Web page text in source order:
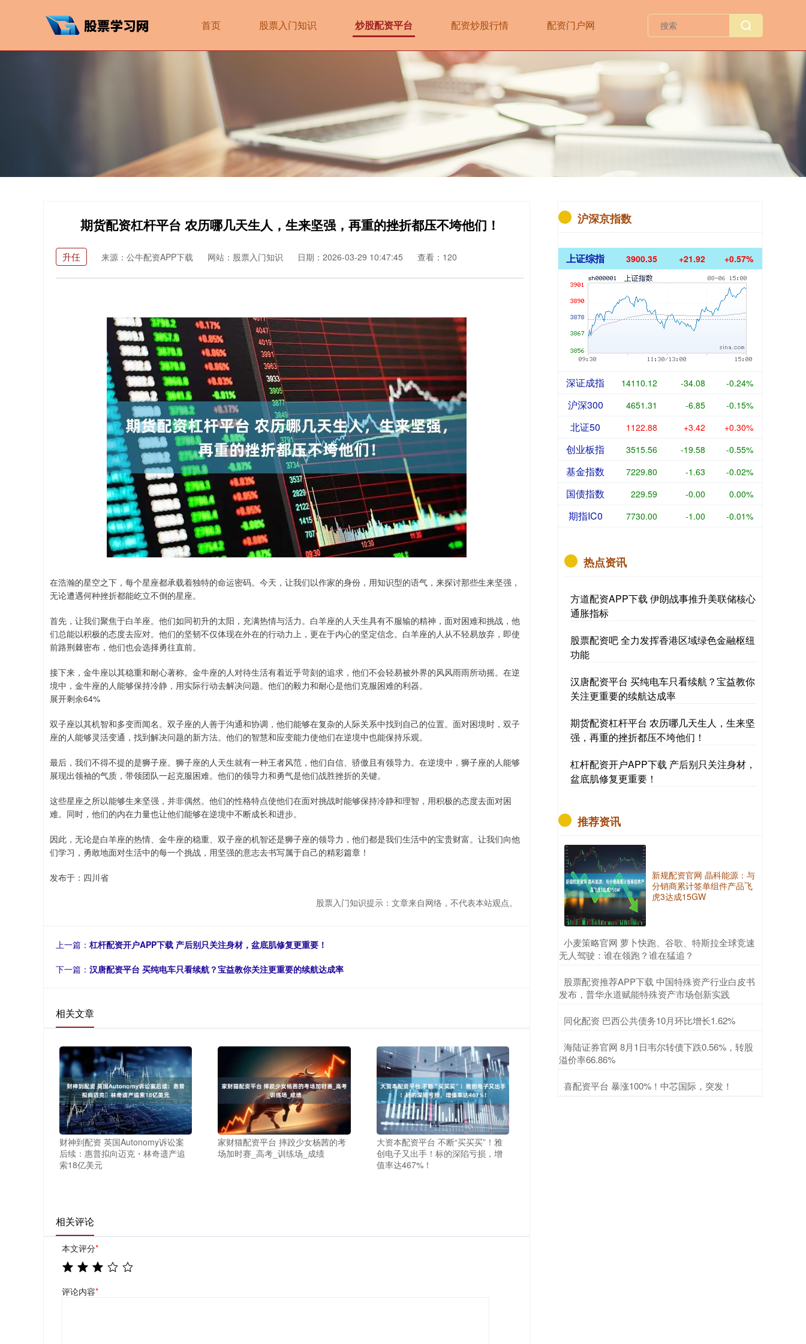
首页 股票入门知识 炒股配资平台 配资炒股行情 配资门户网
期货配资杠杆平台 农历哪几天生人，生来坚强，再重的挫折都压不垮他们！
升任 来源：公牛配资APP下载 网站：股票入门知识 日期：2026-03-29 10:47:45 查看：120
在浩瀚的星空之下，每个星座都承载着独特的命运密码。今天，让我们以作家的身份，用知识型的语气，来探讨那些生来坚强，
无论遭遇何种挫折都能屹立不倒的星座。
首先，让我们聚焦于白羊座。他们如同初升的太阳，充满热情与活力。白羊座的人天生具有不服输的精神，面对困难和挑战，他
们总能以积极的态度去应对。他们的坚韧不仅体现在外在的行动力上，更在于内心的坚定信念。白羊座的人从不轻易放弃，即使
前路荆棘密布，他们也会选择勇往直前。
接下来，金牛座以其稳重和耐心著称。金牛座的人对待生活有着近乎苛刻的追求，他们不会轻易被外界的风风雨雨所动摇。在逆
境中，金牛座的人能够保持冷静，用实际行动去解决问题。他们的毅力和耐心是他们克服困难的利器。
展开剩余64%
双子座以其机智和多变而闻名。双子座的人善于沟通和协调，他们能够在复杂的人际关系中找到自己的位置。面对困境时，双子
座的人能够灵活变通，找到解决问题的新方法。他们的智慧和应变能力使他们在逆境中也能保持乐观。
最后，我们不得不提的是狮子座。狮子座的人天生就有一种王者风范，他们自信、骄傲且有领导力。在逆境中，狮子座的人能够
展现出领袖的气质，带领团队一起克服困难。他们的领导力和勇气是他们战胜挫折的关键。
这些星座之所以能够生来坚强，并非偶然。他们的性格特点使他们在面对挑战时能够保持冷静和理智，用积极的态度去面对困
难。同时，他们的内在力量也让他们能够在逆境中不断成长和进步。
因此，无论是白羊座的热情、金牛座的稳重、双子座的机智还是狮子座的领导力，他们都是我们生活中的宝贵财富。让我们向他
们学习，勇敢地面对生活中的每一个挑战，用坚强的意志去书写属于自己的精彩篇章！
发布于：四川省
股票入门知识提示：文章来自网络，不代表本站观点。
上一篇： 杠杆配资开户APP下载 产后别只关注身材，盆底肌修复更重要！
下一篇： 汉唐配资平台 买纯电车只看续航？宝益教你关注更重要的续航达成率
相关文章
财神到配资 英国Autonomy诉讼案
后续：惠普拟向迈克・林奇遗产追
索18亿美元
家财猫配资平台 摔跤少女杨茜的考
场加时赛_高考_训练场_成绩
大资本配资平台 不断“买买买”！雅
创电子又出手！标的深陷亏损，增
值率达467%！
相关评论
本文评分*
评论内容*
沪深京指数
上证综指 3900.35 +21.92 +0.57%
深证成指 14110.12 -34.08 -0.24%
沪深300 4651.31 -6.85 -0.15%
北证50 1122.88 +3.42 +0.30%
创业板指 3515.56 -19.58 -0.55%
基金指数 7229.80 -1.63 -0.02%
国债指数 229.59 -0.00 0.00%
期指IC0 7730.00 -1.00 -0.01%
热点资讯
方道配资APP下载 伊朗战事推升美联储核心
通胀指标
股票配资吧 全力发挥香港区域绿色金融枢纽
功能
汉唐配资平台 买纯电车只看续航？宝益教你
关注更重要的续航达成率
期货配资杠杆平台 农历哪几天生人，生来坚
强，再重的挫折都压不垮他们！
杠杆配资开户APP下载 产后别只关注身材，
盆底肌修复更重要！
推荐资讯
新规配资官网 晶科能源：与
分销商累计签单组件产品飞
虎3达成15GW
​小麦策略官网 萝卜快跑、谷歌、特斯拉全球竞速
无人驾驶：谁在领跑？谁在猛追？
​股票配资推荐APP下载 中国特殊资产行业白皮书
发布，普华永道赋能特殊资产市场创新实践
​同化配资 巴西公共债务10月环比增长1.62%
​海陆证券官网 8月1日韦尔转债下跌0.56%，转股
溢价率66.86%
​喜配资平台 暴涨100%！中芯国际，突发！